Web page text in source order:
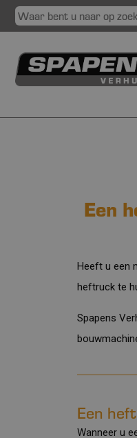
Een
Heeft u een
heftruck te
Spapens
Een
Wanneer u